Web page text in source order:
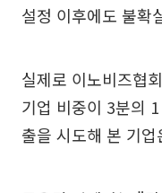
설정 이후에도 불확
실제로 이노비즈협
기업 비중이 3분의
출을 시도해 본 기